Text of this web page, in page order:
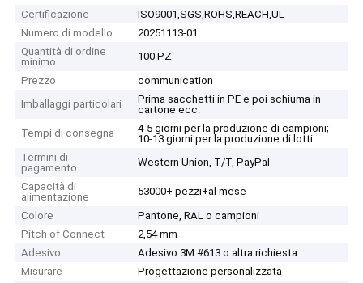
Certificazione
ISO9001,SGS,ROHS,REACH,UL
Numero di modello
20251113-01
Quantità di ordine
minimo
100 PZ
Prezzo
communication
Imballaggi particolari
Prima sacchetti in PE e poi schiuma in
cartone ecc.
Tempi di consegna
4-5 giorni per la produzione di campioni;
10-13 giorni per la produzione di lotti
Termini di
pagamento
Western Union, T/T, PayPal
Capacità di
alimentazione
53000+ pezzi+al mese
Colore
Pantone, RAL o campioni
Pitch of Connect
2,54 mm
Adesivo
Adesivo 3M #613 o altra richiesta
Misurare
Progettazione personalizzata